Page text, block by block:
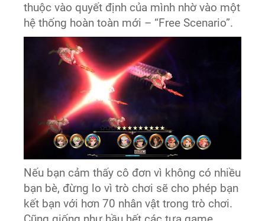
thuộc vào quyết định của mình nhờ vào một
hệ thống hoàn toàn mới – “Free Scenario”.
Nếu bạn cảm thấy cô đơn vì không có nhiều
bạn bè, đừng lo vì trò chơi sẽ cho phép bạn
kết bạn với hơn 70 nhân vật trong trò chơi.